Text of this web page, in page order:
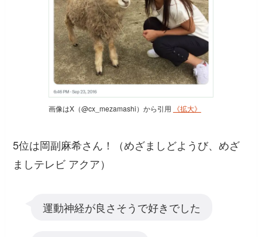
画像はX（@cx_mezamashi）から引用 《拡大》
5位は岡副麻希さん！（めざましどようび、めざ
ましテレビ アクア）
運動神経が良さそうで好きでした